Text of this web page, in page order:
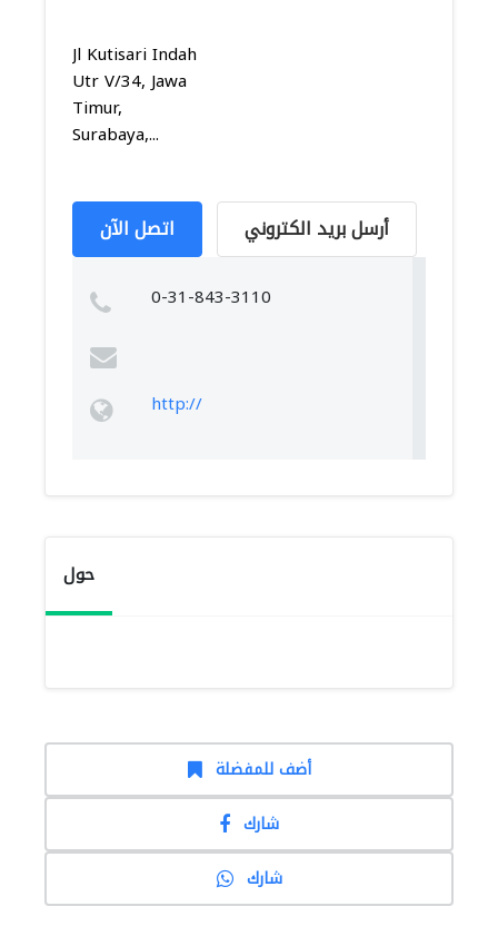
Jl Kutisari Indah
Utr V/34, Jawa
Timur,
Surabaya,...
اتصل الآن أرسل بريد الكتروني
0-31-843-3110
http://
حول
أضف للمفضلة
شارك
شارك